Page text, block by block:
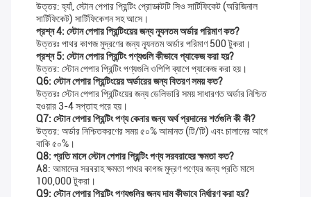
উত্তর: হ্যাঁ, স্টোন পেপার প্রিন্টিং প্রোডাক্টটি সিও সার্টিফিকেট (অরিজিনাল
সার্টিফিকেট) সার্টিফিকেশন সহ আসে।
প্রশ্ন 4: স্টোন পেপার প্রিন্টিংয়ের জন্য ন্যূনতম অর্ডার পরিমাণ কত?
উত্তরঃ পাথর কাগজ মুদ্রণের জন্য ন্যূনতম অর্ডার পরিমাণ 500 টুকরা।
প্রশ্ন 5: স্টোন পেপার প্রিন্টিং পণ্যগুলি কীভাবে প্যাকেজ করা হয়?
উত্তর: স্টোন পেপার প্রিন্টিং পণ্যগুলি ওপিপি ব্যাগে প্যাকেজ করা হয়।
Q6: স্টোন পেপার প্রিন্টিংয়ের অর্ডারের জন্য বিতরণ সময় কত?
উত্তরঃ স্টোন পেপার প্রিন্টিংয়ের জন্য ডেলিভারি সময় সাধারণত অর্ডার নিশ্চিত
হওয়ার 3-4 সপ্তাহ পরে হয়।
Q7: স্টোন পেপার প্রিন্টিং পণ্য কেনার জন্য অর্থ প্রদানের শর্তগুলি কী কী?
উত্তর: অর্ডার নিশ্চিতকরণের সময় ৫০% আমানত (টি/টি) এবং চালানের আগে
বাকি ৫০%।
Q8: প্রতি মাসে স্টোন পেপার প্রিন্টিং পণ্য সরবরাহের ক্ষমতা কত?
A8: আমাদের সরবরাহ ক্ষমতা পাথর কাগজ মুদ্রণ পণ্যের জন্য প্রতি মাসে
100,000 টুকরা।
Q9: স্টোন পেপার প্রিন্টিং পণ্যগুলির জন্য দাম কীভাবে নির্ধারণ করা হয়?